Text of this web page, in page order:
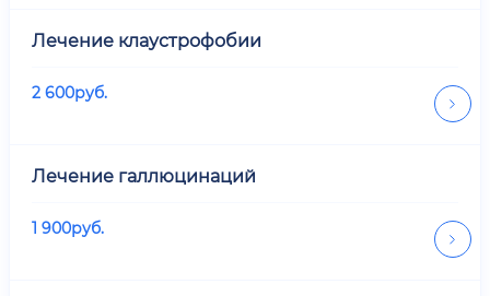
Лечение клаустрофобии
2 600руб.
Лечение галлюцинаций
1 900руб.